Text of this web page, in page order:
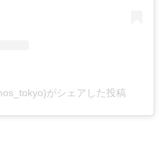
がシェアした投稿